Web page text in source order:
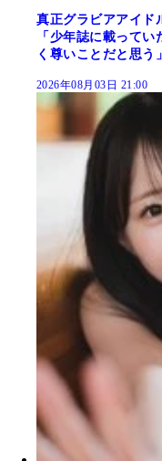
真正グラビアアイド
「少年誌に載って
く尊いことだと思う」
2026年08月03日 21:00